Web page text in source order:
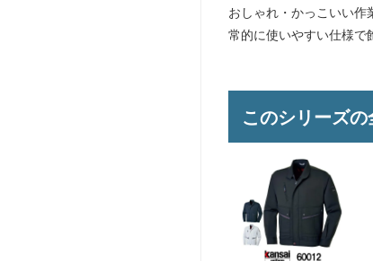
おしゃれ・かっこいい
常的に使いやすい仕様で
このシリーズ